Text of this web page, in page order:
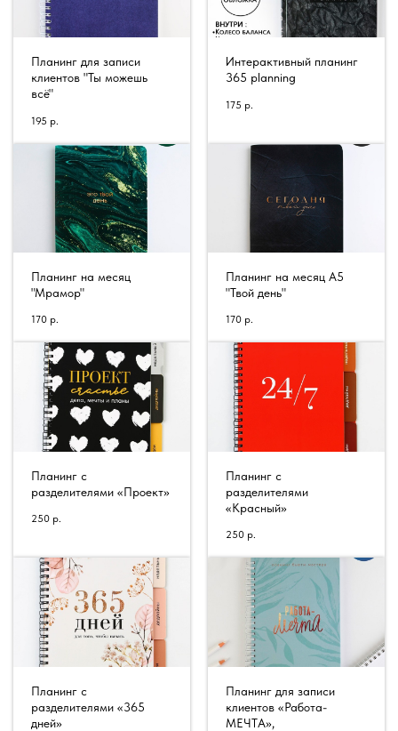
Планинг для записи
клиентов "Ты можешь
всё"
195 р.
Интерактивный планинг
365 planning
175 р.
Планинг на месяц
"Мрамор"
170 р.
Планинг на месяц А5
"Твой день"
170 р.
Планинг с
разделителями «Проект»
250 р.
Планинг с
разделителями
«Красный»
250 р.
Планинг с
разделителями «365
дней»
Планинг для записи
клиентов «Работа-
МЕЧТА»,